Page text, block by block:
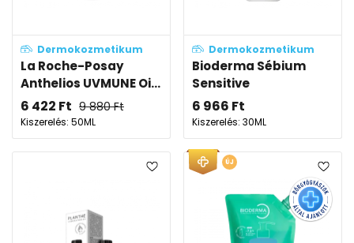
Dermokozmetikum
La Roche-Posay
Anthelios UVMUNE Oi...
6 422 Ft 9 880Ft
Kiszerelés: 50ML
Dermokozmetikum
Bioderma Sébium
Sensitive
6 966 Ft
Kiszerelés: 30ML
ÚJ